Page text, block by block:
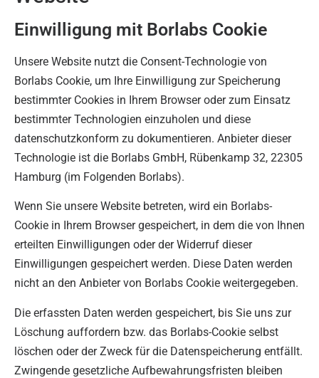
Einwilligung mit Borlabs Cookie
Unsere Website nutzt die Consent-Technologie von
Borlabs Cookie, um Ihre Einwilligung zur Speicherung
bestimmter Cookies in Ihrem Browser oder zum Einsatz
bestimmter Technologien einzuholen und diese
datenschutzkonform zu dokumentieren. Anbieter dieser
Technologie ist die Borlabs GmbH, Rübenkamp 32, 22305
Hamburg (im Folgenden Borlabs).
Wenn Sie unsere Website betreten, wird ein Borlabs-
Cookie in Ihrem Browser gespeichert, in dem die von Ihnen
erteilten Einwilligungen oder der Widerruf dieser
Einwilligungen gespeichert werden. Diese Daten werden
nicht an den Anbieter von Borlabs Cookie weitergegeben.
Die erfassten Daten werden gespeichert, bis Sie uns zur
Löschung auffordern bzw. das Borlabs-Cookie selbst
löschen oder der Zweck für die Datenspeicherung entfällt.
Zwingende gesetzliche Aufbewahrungsfristen bleiben